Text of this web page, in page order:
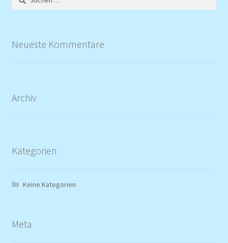
nach:
Neueste Kommentare
Archiv
Kategorien
Keine Kategorien
Meta